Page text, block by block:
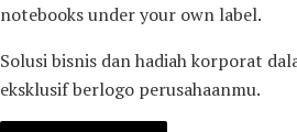
notebooks under your own label.
Solusi bisnis dan hadiah korporat
eksklusif berlogo perusahaanmu.